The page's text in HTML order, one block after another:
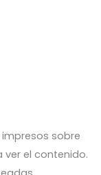
sobre
el contenido.